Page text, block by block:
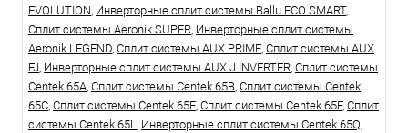
EVOLUTION, Инверторные сплит системы Ballu ECO SMART,
Сплит системы Aeronik SUPER, Инверторные сплит системы
Aeronik LEGEND, Сплит системы AUX PRIME, Сплит системы AUX
FJ, Инверторные сплит системы AUX J INVERTER, Сплит системы
Centek 65A, Сплит системы Centek 65B, Сплит системы Centek
65C, Сплит системы Centek 65E, Сплит системы Centek 65F, Сплит
системы Centek 65L, Инверторные сплит системы Centek 65Q,